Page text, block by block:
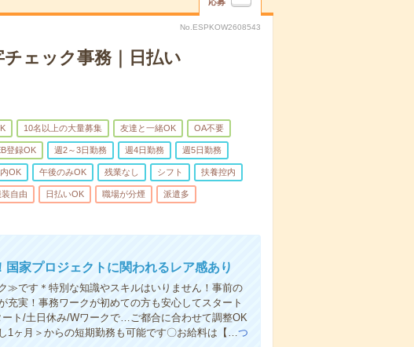
No.ESPKOW2608543
ェック事務｜日払い
10名以上の大量募集 友達と一緒OK OA不要
登録OK 週2～3日勤務 週4日勤務 週5日勤務
OK 午後のみOK 残業なし シフト 扶養控内
装自由 日払いOK 職場が分煙 派遣多
家プロジェクトに関われるレア感あり
です＊特別な知識やスキルはいりません！事前の
実！事務ワークが初めての方も安心してスタート
ト/土日休み/Wワークで…ご都合に合わせて調整OK
ヶ月＞からの短期勤務も可能です〇お給料は【…つ